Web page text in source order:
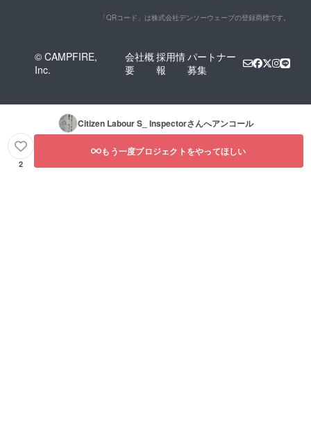
「QRコード」は株式会社デンソーウェーブの登録商標です。
© CAMPFIRE,
Inc.
会社概
要
採用情
報
パートナー
募集
Citizen Labour S_ Inspectorさんへアンコール
2
もう一度プロジェクトをやってほしい